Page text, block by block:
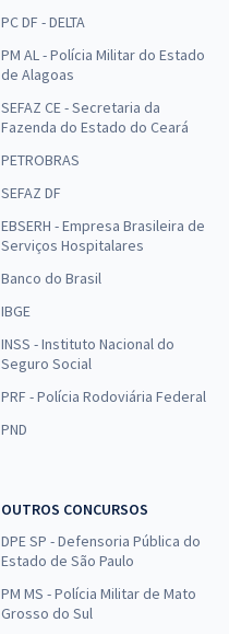
PC DF - DELTA
PM AL - Polícia Militar do Estado
de Alagoas
SEFAZ CE - Secretaria da
Fazenda do Estado do Ceará
PETROBRAS
SEFAZ DF
EBSERH - Empresa Brasileira de
Serviços Hospitalares
Banco do Brasil
IBGE
INSS - Instituto Nacional do
Seguro Social
PRF - Polícia Rodoviária Federal
PND
OUTROS CONCURSOS
DPE SP - Defensoria Pública do
Estado de São Paulo
PM MS - Polícia Militar de Mato
Grosso do Sul